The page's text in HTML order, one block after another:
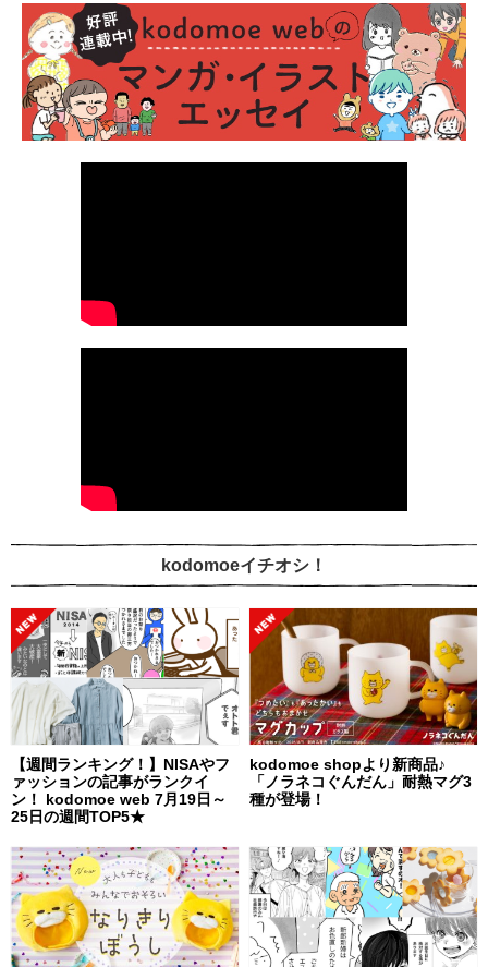
kodomoeイチオシ！
【週間ランキング！】NISAやフ
ァッションの記事がランクイ
ン！ kodomoe web 7月19日～
25日の週間TOP5★
kodomoe shopより新商品♪
「ノラネコぐんだん」耐熱マグ3
種が登場！